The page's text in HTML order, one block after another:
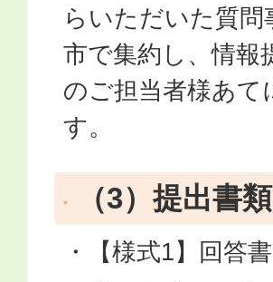
らいただいた質
市で集約し、情報
のご担当者様あ
す。
（3）提出書類
・【様式1】回答書